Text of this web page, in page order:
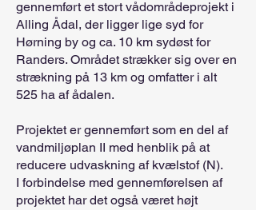
gennemført et stort vådområdeprojekt i
Alling Ådal, der ligger lige syd for
Hørning by og ca. 10 km sydøst for
Randers. Området strækker sig over en
strækning på 13 km og omfatter i alt
525 ha af ådalen.
Projektet er gennemført som en del af
vandmiljøplan II med henblik på at
reducere udvaskning af kvælstof (N).
I forbindelse med gennemførelsen af
projektet har det også været højt